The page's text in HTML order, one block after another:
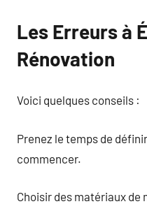
Les Erreurs à
Rénovation
Voici quelques conseils :
Prenez le temps de
commencer.
Choisir des matériaux de